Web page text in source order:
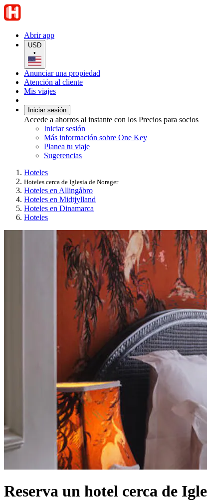
Abrir app
USD
•
Anunciar una propiedad
Atención al cliente
Mis viajes
Iniciar sesión
Accede a ahorros al instante con los Precios para socios
Iniciar sesión
Más información sobre One Key
Planea tu viaje
Sugerencias
Hoteles
Hoteles cerca de Iglesia de Norager
Hoteles en Allingåbro
Hoteles en Midtjylland
Hoteles en Dinamarca
Hoteles
Reserva un hotel cerca de